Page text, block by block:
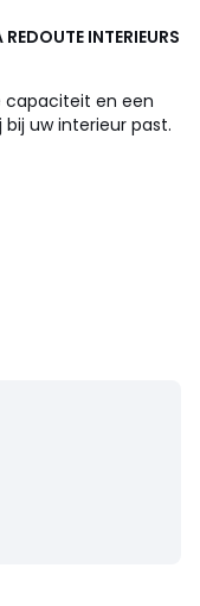
INTERIEURS
capaciteit en een
uw interieur past.